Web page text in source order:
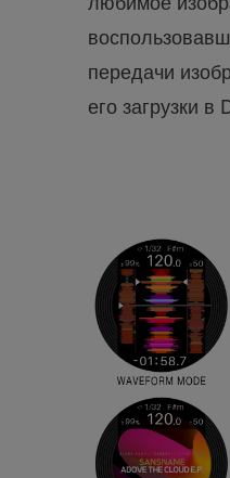
передачи
его загрузки в